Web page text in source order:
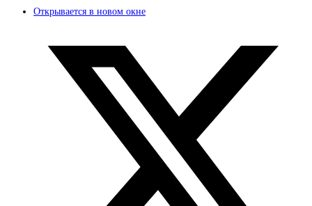
Открывается в новом окне